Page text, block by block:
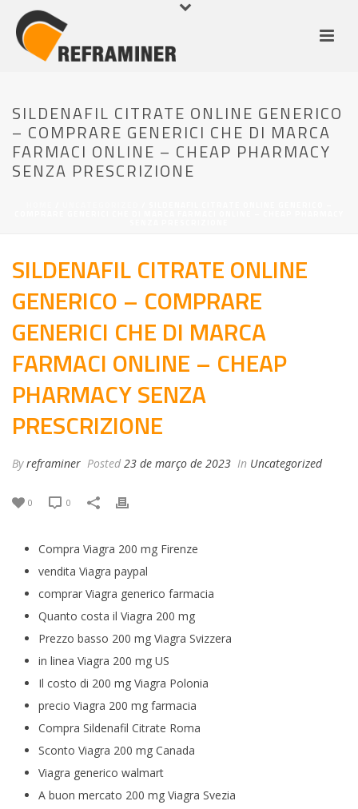
SILDENAFIL CITRATE ONLINE GENERICO
– COMPRARE GENERICI CHE DI MARCA
FARMACI ONLINE – CHEAP PHARMACY
SENZA PRESCRIZIONE
SILDENAFIL CITRATE ONLINE
GENERICO – COMPRARE
GENERICI CHE DI MARCA
FARMACI ONLINE – CHEAP
PHARMACY SENZA
PRESCRIZIONE
Byreframiner Posted 23 de março de 2023 In Uncategorized
0 0
Compra Viagra 200 mg Firenze
vendita Viagra paypal
comprar Viagra generico farmacia
Quanto costa il Viagra 200 mg
Prezzo basso 200 mg Viagra Svizzera
in linea Viagra 200 mg US
Il costo di 200 mg Viagra Polonia
precio Viagra 200 mg farmacia
Compra Sildenafil Citrate Roma
Sconto Viagra 200 mg Canada
Viagra generico walmart
A buon mercato 200 mg Viagra Svezia